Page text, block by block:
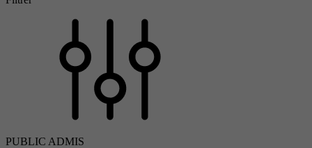
PUBLIC ADMIS